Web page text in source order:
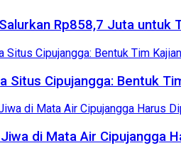
Rp858,7 Juta untuk
Situs Cipujangga: Bentuk
di Mata Air Cipujangga